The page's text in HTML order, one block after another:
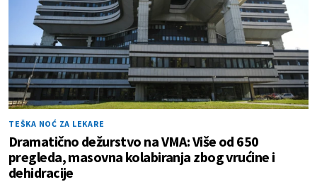
TEŠKA NOĆ ZA LEKARE
Dramatično dežurstvo na VMA: Više od 650
pregleda, masovna kolabiranja zbog vrućine i
dehidracije